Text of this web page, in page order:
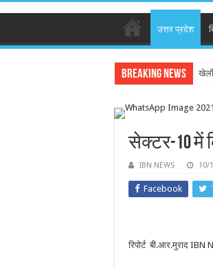
उत्तर प्रदेश
Breaking News
सेक्टर-10 में
IBN NEWS 10/
Facebook
रिपोर्ट बी.आर.मुराद IBN